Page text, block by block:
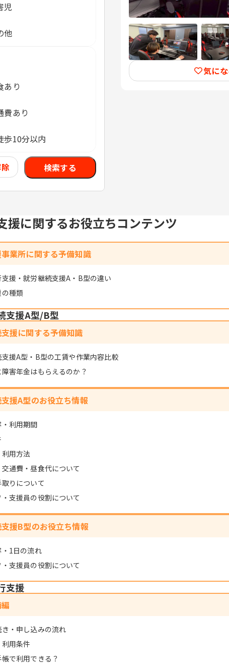
児
他
あり
費あり
歩10分以内
検索する
気に
援に関するお役立ちコンテンツ
業所に関する予備知識
援・就労継続支援A・B型の違い
種類
支援A型/B型
援に関する予備知識
援A型・B型の工賃や作業内容比較
害年金はもらえるのか？
援A型のお役立ち情報
利用期間
用方法
通費・昼食代について
りについて
支援員の役割について
援B型のお役立ち情報
1日の流れ
支援員の役割について
支援
・申し込みの流れ
用条件
で利用できる？